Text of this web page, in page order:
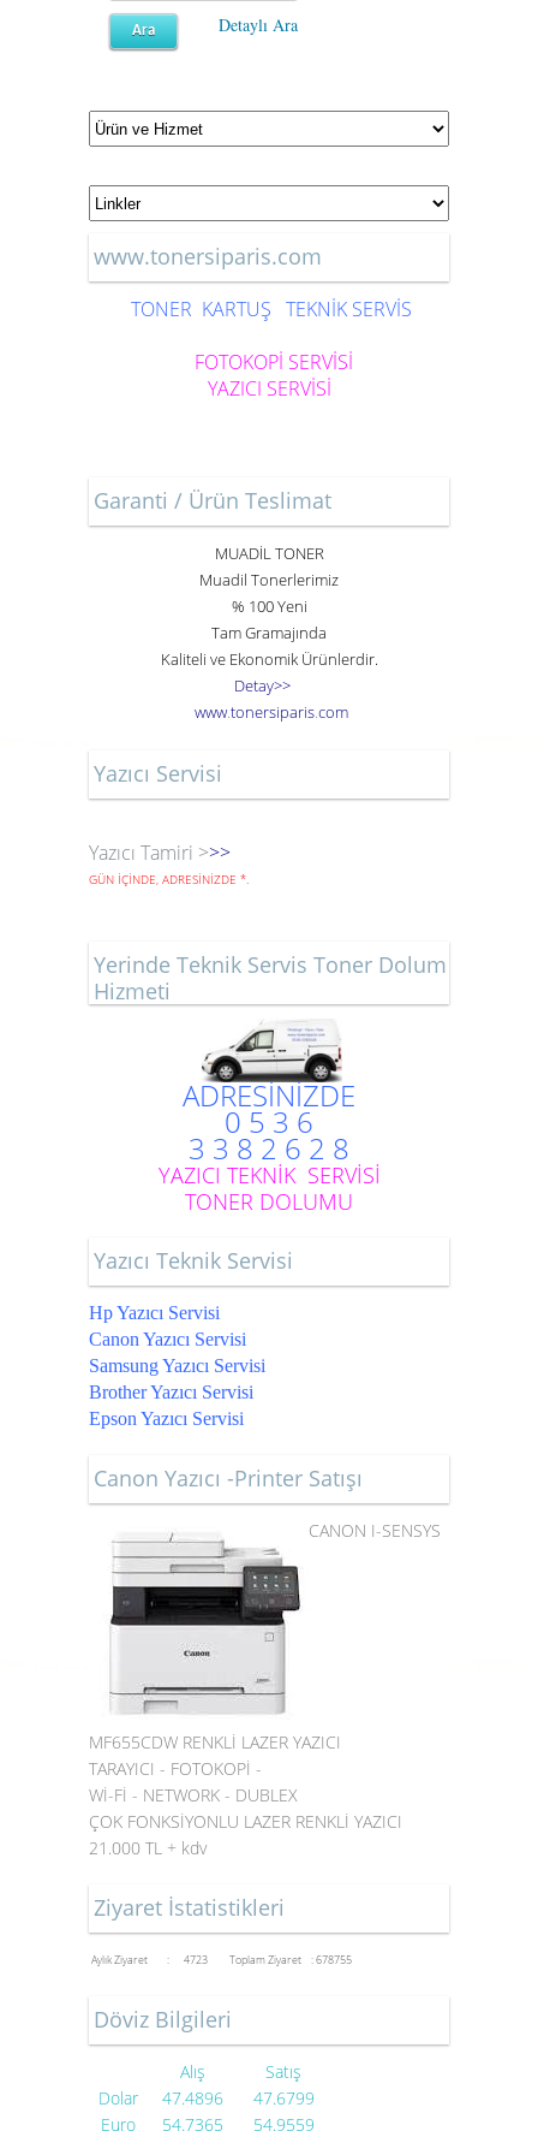
Detaylı Ara
www.tonersiparis.com
TONER KARTUŞ TEKNİK SERVİS
FOTOKOPİ SERVİSİ
YAZICI SERVİSİ
Garanti / Ürün Teslimat
MUADİL TONER
Muadil Tonerlerimiz
% 100 Yeni
Tam Gramajında
Kaliteli ve Ekonomik Ürünlerdir.
Detay>>
www.tonersiparis.com
Yazıcı Servisi
Yazıcı Tamiri >>>
GÜN İÇİNDE, ADRESİNİZDE *.
Yerinde Teknik Servis Toner Dolum
Hizmeti
ADRESİNİZDE
0 5 3 6
3 3 8 2 6 2 8
YAZICI TEKNİK SERVİSİ
TONER DOLUMU
Yazıcı Teknik Servisi
Hp Yazıcı Servisi
Canon Yazıcı Servisi
Samsung Yazıcı Servisi
Brother Yazıcı Servisi
Epson Yazıcı Servisi
Canon Yazıcı -Printer Satışı
CANON I-SENSYS
MF655CDW RENKLİ LAZER YAZICI
TARAYICI - FOTOKOPİ -
Wİ-Fİ - NETWORK - DUBLEX
ÇOK FONKSİYONLU LAZER RENKLİ YAZICI
21.000 TL + kdv
Ziyaret İstatistikleri
Aylık Ziyaret : 4723 Toplam Ziyaret : 678755
Döviz Bilgileri
Alış
Satış
Dolar
47.4896
47.6799
Euro
54.7365 54.9559